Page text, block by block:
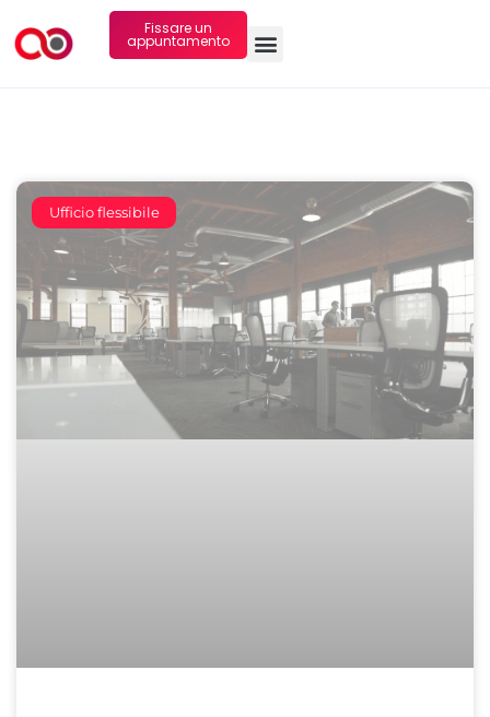
Fissare un
appuntamento
Ufficio flessibile